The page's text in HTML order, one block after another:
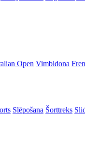
Open Vimbldona
Slēpošana Šorttreks